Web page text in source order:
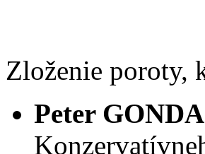
Zloženie poroty,
Peter GONDA